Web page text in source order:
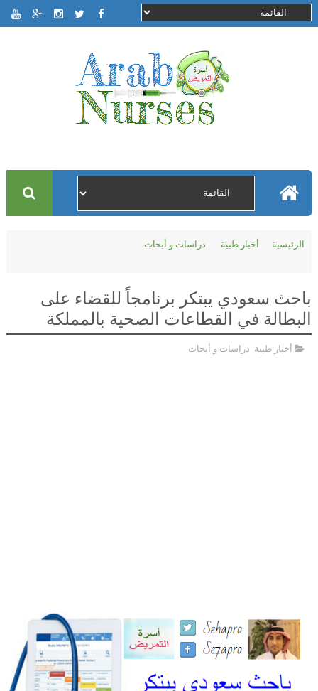
الرئيسية أخبار طبية دراسات و أبحاث
باحث سعودي يبتكر برنامجاً للقضاء على
البطالة في القطاعات الصحية بالمملكة
أخبار طبية دراسات و أبحاث